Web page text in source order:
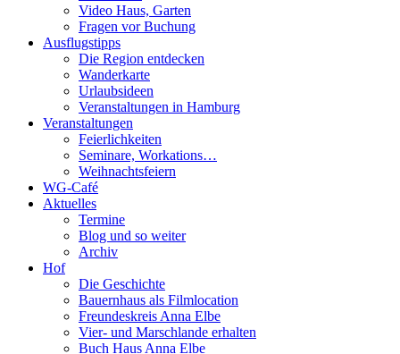
Video Haus, Garten
Fragen vor Buchung
Ausflugstipps
Die Region entdecken
Wanderkarte
Urlaubsideen
Veranstaltungen in Hamburg
Veranstaltungen
Feierlichkeiten
Seminare, Workations…
Weihnachtsfeiern
WG-Café
Aktuelles
Termine
Blog und so weiter
Archiv
Hof
Die Geschichte
Bauernhaus als Filmlocation
Freundeskreis Anna Elbe
Vier- und Marschlande erhalten
Buch Haus Anna Elbe